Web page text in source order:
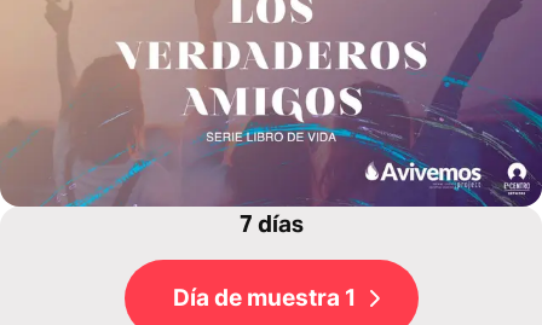
7 días
Día de muestra 1